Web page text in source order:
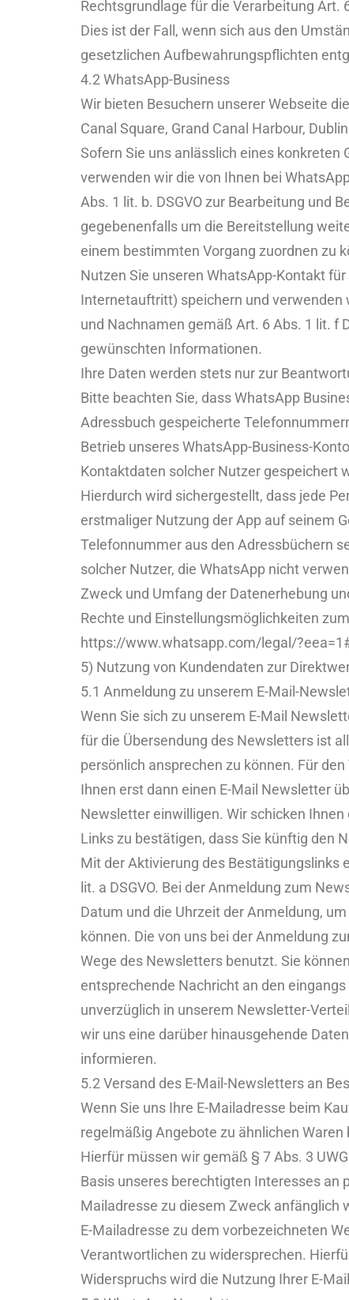
Rechtsgrundlage für die Verarbeitung Art.
Dies ist der Fall, wenn sich aus den
gesetzlichen Aufbewahrungspflichten
4.2 WhatsApp-Business
Wir bieten Besuchern unserer Webseite
Canal Square, Grand Canal Harbour,
Sofern Sie uns anlässlich eines
verwenden wir die von Ihnen bei
Abs. 1 lit. b. DSGVO zur Bearbeitung und
gegebenenfalls um die Bereitstellung
einem bestimmten Vorgang zuordnen zu
Nutzen Sie unseren WhatsApp-Kontakt
Internetauftritt) speichern und
und Nachnamen gemäß Art. 6 Abs. 1 lit. f
gewünschten Informationen.
Ihre Daten werden stets nur zur
Bitte beachten Sie, dass WhatsApp
Adressbuch gespeicherte
Betrieb unseres WhatsApp-Business-
Kontaktdaten solcher Nutzer gespeichert
Hierdurch wird sichergestellt, dass jede
erstmaliger Nutzung der App auf seinem
Telefonnummer aus den Adressbüchern
solcher Nutzer, die WhatsApp nicht
Zweck und Umfang der Datenerhebung
Rechte und Einstellungsmöglichkeiten
https://www.whatsapp.com/legal/
5) Nutzung von Kundendaten zur
5.1 Anmeldung zu unserem E-Mail-
Wenn Sie sich zu unserem E-Mail
für die Übersendung des Newsletters ist
persönlich ansprechen zu können. Für
Ihnen erst dann einen E-Mail Newsletter
Newsletter einwilligen. Wir schicken
Links zu bestätigen, dass Sie künftig den
Mit der Aktivierung des Bestätigungslinks
lit. a DSGVO. Bei der Anmeldung zum
Datum und die Uhrzeit der Anmeldung,
können. Die von uns bei der Anmeldung
Wege des Newsletters benutzt. Sie
entsprechende Nachricht an den
unverzüglich in unserem Newsletter-
wir uns eine darüber hinausgehende
informieren.
5.2 Versand des E-Mail-Newsletters an
Wenn Sie uns Ihre E-Mailadresse beim
regelmäßig Angebote zu ähnlichen
Hierfür müssen wir gemäß § 7 Abs. 3
Basis unseres berechtigten Interesses an
Mailadresse zu diesem Zweck anfänglich
E-Mailadresse zu dem vorbezeichneten
Verantwortlichen zu widersprechen.
Widerspruchs wird die Nutzung Ihrer E-